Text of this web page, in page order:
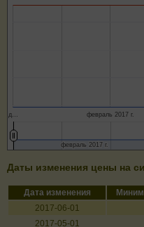
д… февраль 2017 г.
февраль 2017 г.
февраль 2017 г.
Даты изменения цены на
Дата изменения
2017-06-01
2017-05-01